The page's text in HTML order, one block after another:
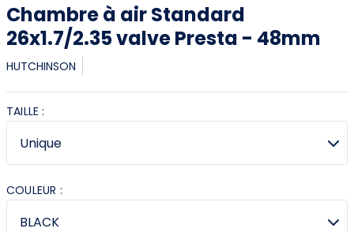
Chambre à air Standard
26x1.7/2.35 valve Presta - 48mm
HUTCHINSON
TAILLE :
COULEUR :